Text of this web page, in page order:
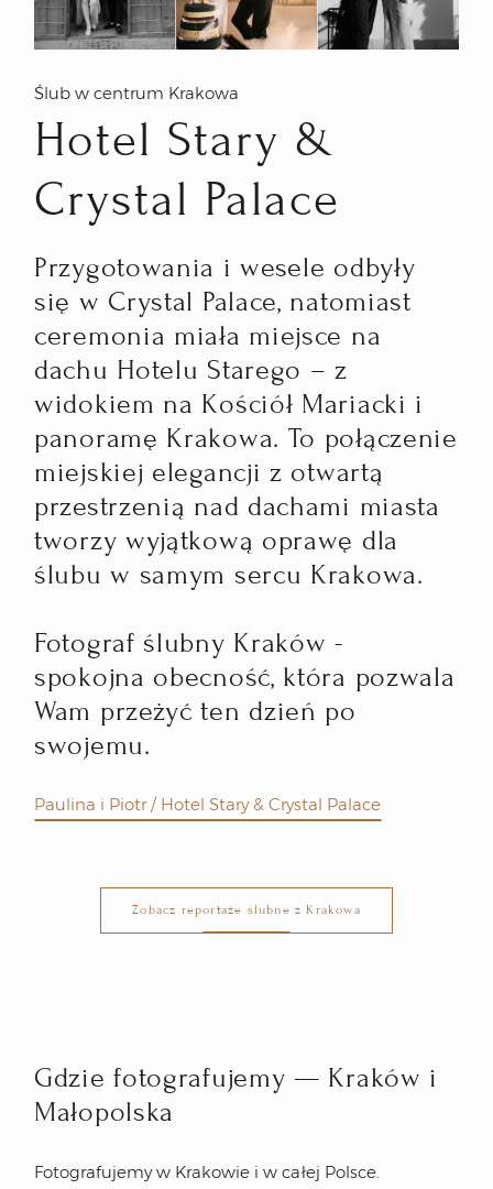
Ślub w centrum Krakowa
Hotel Stary &
Crystal Palace
Przygotowania i wesele odbyły
się w Crystal Palace, natomiast
ceremonia miała miejsce na
dachu Hotelu Starego – z
widokiem na Kościół Mariacki i
panoramę Krakowa. To połączenie
miejskiej elegancji z otwartą
przestrzenią nad dachami miasta
tworzy wyjątkową oprawę dla
ślubu w samym sercu Krakowa.
Fotograf ślubny Kraków -
spokojna obecność, która pozwala
Wam przeżyć ten dzień po
swojemu.
Paulina i Piotr / Hotel Stary & Crystal Palace
Zobacz reportaże ślubne z Krakowa
Gdzie fotografujemy — Kraków i
Małopolska
Fotografujemy w Krakowie i w całej Polsce.